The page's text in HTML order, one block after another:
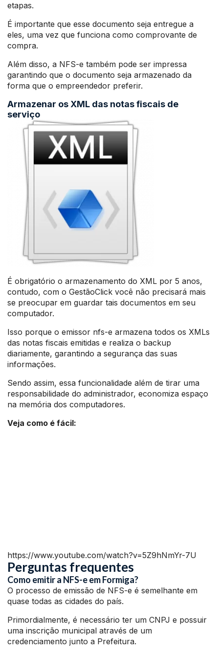
etapas.
É importante que esse documento seja entregue a
eles, uma vez que funciona como comprovante de
compra.
Além disso, a NFS-e também pode ser impressa
garantindo que o documento seja armazenado da
forma que o empreendedor preferir.
Armazenar os XML das notas fiscais de
serviço
É obrigatório o armazenamento do XML por 5 anos,
contudo, com o GestãoClick você não precisará mais
se preocupar em guardar tais documentos em seu
computador.
Isso porque o emissor nfs-e armazena todos os XMLs
das notas fiscais emitidas e realiza o backup
diariamente, garantindo a segurança das suas
informações.
Sendo assim, essa funcionalidade além de tirar uma
responsabilidade do administrador, economiza espaço
na memória dos computadores.
Veja como é fácil:
https://www.youtube.com/watch?v=5Z9hNmYr-7U
Perguntas frequentes
Como emitir a NFS-e em Formiga?
O processo de emissão de NFS-e é semelhante em
quase todas as cidades do país.
Primordialmente, é necessário ter um CNPJ e possuir
uma inscrição municipal através de um
credenciamento junto a Prefeitura.